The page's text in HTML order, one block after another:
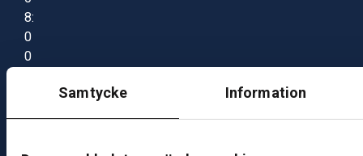
Samtycke Information
8:
0
0
7: